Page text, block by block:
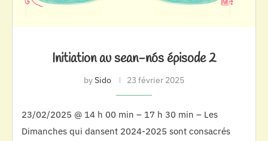
Initiation au sean-nós épisode 2
bySido 23 février 2025
23/02/2025 @ 14 h 00 min – 17 h 30 min – Les
Dimanches qui dansent 2024-2025 sont consacrés